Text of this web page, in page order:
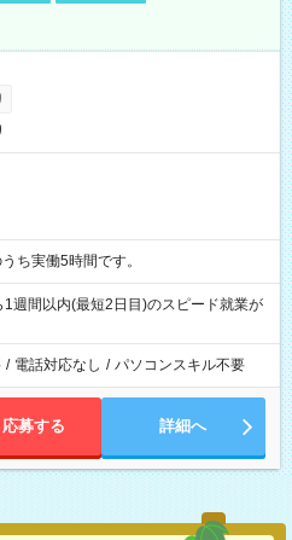
※表記のうち実働5時間です。
週間以内(最短2日目)のスピード就業が
/ 電話対応なし / パソコンスキル不要
応募する 詳細へ